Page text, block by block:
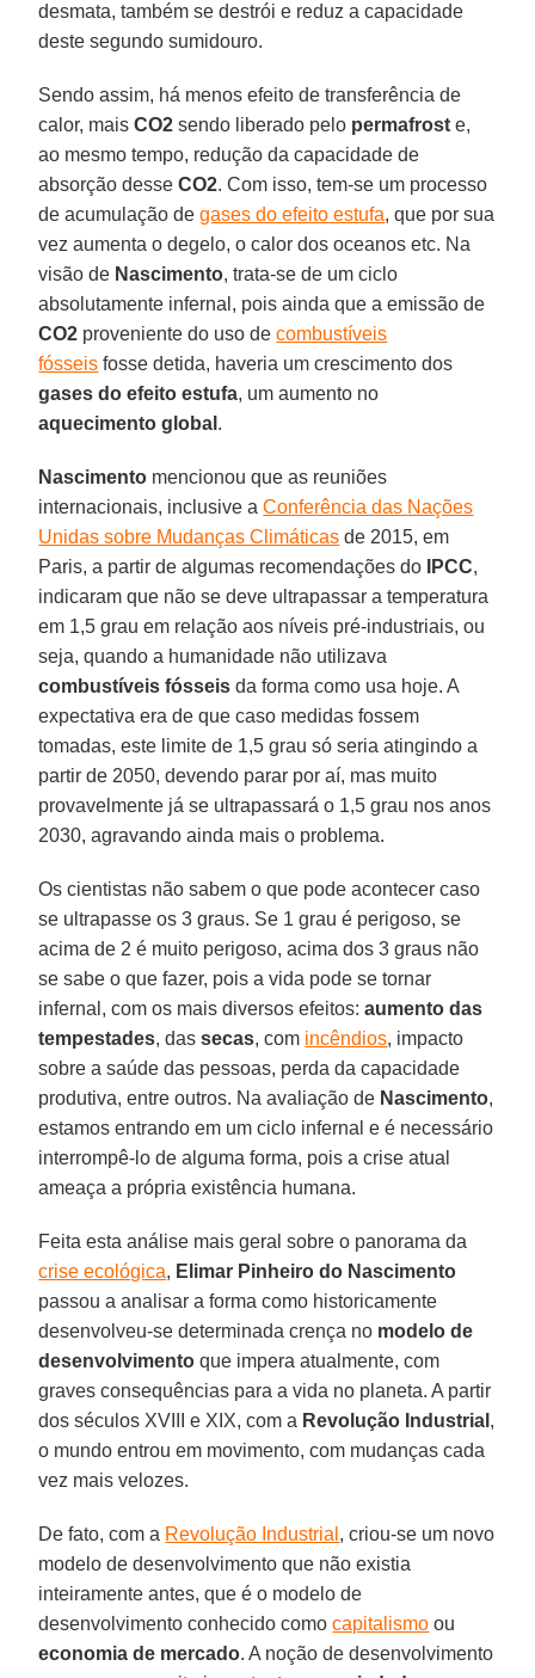
desmata, também se destrói e reduz a capacidade
deste segundo sumidouro.
Sendo assim, há menos efeito de transferência de
calor, maisCO2 sendo liberado pelo permafrost e,
ao mesmo tempo, redução da capacidade de
absorção desseCO2. Com isso, tem-se um processo
de acumulação degases do efeito estufa, que por sua
vez aumenta o degelo, o calor dos oceanos etc. Na
visão de Nascimento, trata-se de um ciclo
absolutamente infernal, pois ainda que a emissão de
CO2 proveniente do uso decombustíveis
fósseis fosse detida, haveria um crescimento dos
gases do efeito estufa, um aumento no
aquecimento global .
Nascimento mencionou que as reuniões
internacionais, inclusive aConferência das Nações
Unidas sobre Mudanças Climáticas de 2015, em
Paris, a partir de algumas recomendações do
IPCC,
indicaram que não se deve ultrapassar a temperatura
em 1,5 grau em relação aos níveis pré-industriais, ou
seja, quando a humanidade não utilizava
combustíveis fósseis da forma como usa hoje. A
expectativa era de que caso medidas fossem
tomadas, este limite de 1,5 grau só seria atingindo a
partir de 2050, devendo parar por aí, mas muito
provavelmente já se ultrapassará o 1,5 grau nos anos
2030, agravando ainda mais o problema.
Os cientistas não sabem o que pode acontecer caso
se ultrapasse os 3 graus. Se 1 grau é perigoso, se
acima de 2 é muito perigoso, acima dos 3 graus não
se sabe o que fazer, pois a vida pode se tornar
infernal, com os mais diversos efeitos:aumento das
tempestades, dassecas, com incêndios, impacto
sobre a saúde das pessoas, perda da capacidade
produtiva, entre outros. Na avaliação de Nascimento,
estamos entrando em um ciclo infernal e é necessário
interrompê-lo de alguma forma, pois a crise atual
ameaça a própria existência humana.
Feita esta análise mais geral sobre o panorama da
crise ecológica, Elimar Pinheiro do Nascimento
passou a analisar a forma como historicamente
desenvolveu-se determinada crença no modelo de
desenvolvimento que impera atualmente, com
graves consequências para a vida no planeta. A partir
dos séculos XVIII e XIX, com a Revolução Industrial ,
o mundo entrou em movimento, com mudanças cada
vez mais velozes.
De fato, com a Revolução Industrial , criou-se um novo
modelo de desenvolvimento que não existia
inteiramente antes, que é o modelo de
desenvolvimento conhecido comocapitalismo ou
economia de mercado. A noção de desenvolvimento